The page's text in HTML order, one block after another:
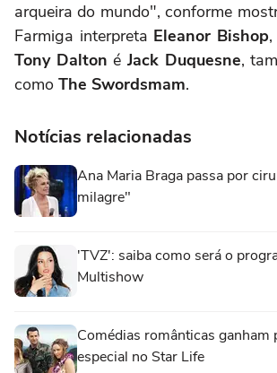
arqueira do mundo", conforme
Farmiga interpreta Eleanor Bishop,
Tony Dalton éJack Duquesne,
como The Swordsmam.
Notícias relacionadas
Ana Maria Braga passa por
milagre"
'TVZ': saiba como será o
Multishow
Comédias românticas ganham
especial no Star Life